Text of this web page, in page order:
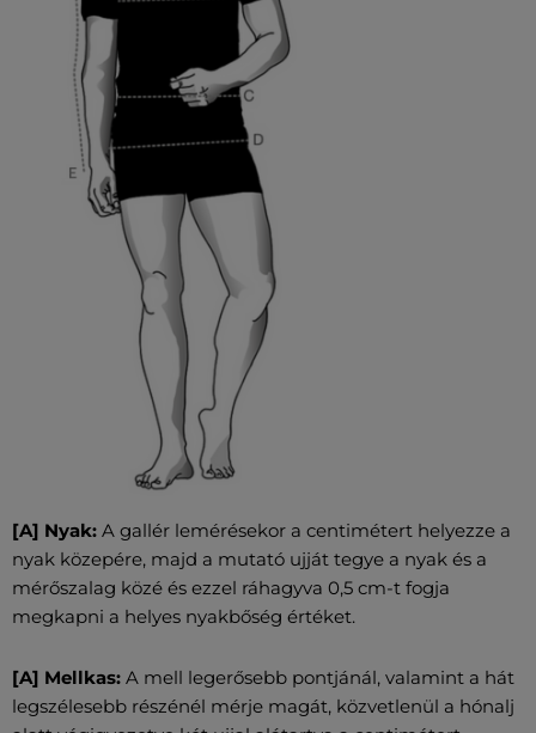
[A] Nyak: A gallér lemérésekor a centimétert helyezze a
nyak közepére, majd a mutató ujját tegye a nyak és a
mérőszalag közé és ezzel ráhagyva 0,5 cm-t fogja
megkapni a helyes nyakbőség értéket.
[A] Mellkas: A mell legerősebb pontjánál, valamint a hát
legszélesebb részénél mérje magát, közvetlenül a hónalj